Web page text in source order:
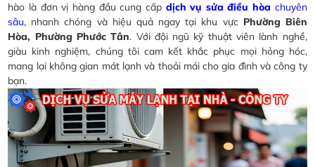
hào là đơn vị hàng đầu cung cấp dịch vụ sửa điều hòa chuyên
sâu, nhanh chóng và hiệu quả ngay tại khu vực Phường Biên
Hòa, Phường Phước Tân. Với đội ngũ kỹ thuật viên lành nghề,
giàu kinh nghiệm, chúng tôi cam kết khắc phục mọi hỏng hóc,
mang lại không gian mát lạnh và thoải mái cho gia đình và công ty
bạn.